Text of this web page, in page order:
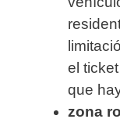
el
que
zona